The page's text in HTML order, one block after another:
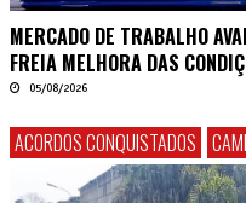
MERCADO DE TRABALHO
FREIA MELHORA DAS
05/08/2026
ACORDOS CONQUISTADOS